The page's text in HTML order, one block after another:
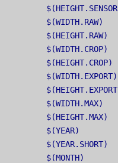
$(YEAR)
$(MONTH)